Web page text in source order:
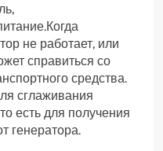
не работает, или
справиться со
средства.
сглаживания
есть для получения
генератора.